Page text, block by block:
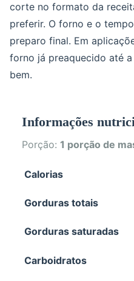
corte no formato da
preferir. O forno e o
preparo final. Em
forno já preaquecido até
bem.
Informações
Porção: 1 porção de
Calorias
Gorduras totais
Gorduras saturadas
Carboidratos